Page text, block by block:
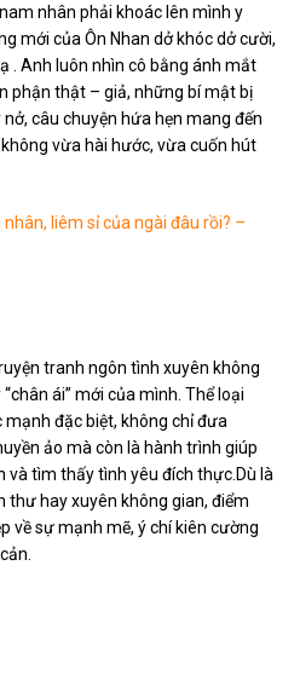
nhân phải khoác lên mình y
mới của Ôn Nhan dở khóc dở cười,
. Anh luôn nhìn cô bằng ánh mắt
phận thật – giả, những bí mật bị
câu chuyện hứa hẹn mang đến
vừa hài hước, vừa cuốn hút
nhân, liêm sỉ của ngài đâu rồi? –
tranh ngôn tình xuyên không
ái” mới của mình. Thể loại
đặc biệt, không chỉ đưa
ảo mà còn là hành trình giúp
và tìm thấy tình yêu đích thực.Dù là
thư hay xuyên không gian, điểm
về sự mạnh mẽ, ý chí kiên cường